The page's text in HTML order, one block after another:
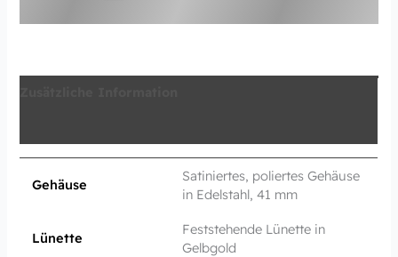
Gehäuse
Satiniertes, poliertes Gehäuse
in Edelstahl, 41 mm
Lünette
Feststehende Lünette in
Gelbgold